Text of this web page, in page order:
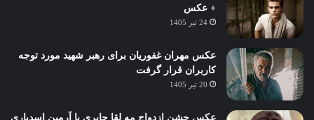
+ عکس
24 تیر 1405
عکس مهران غفوریان برای رهبر شهید مورد توجه
کاربران قرار گرفت
20 تیر 1405
عکس جشن ازدواج مه لقا جابری با آرمین اسدیاری